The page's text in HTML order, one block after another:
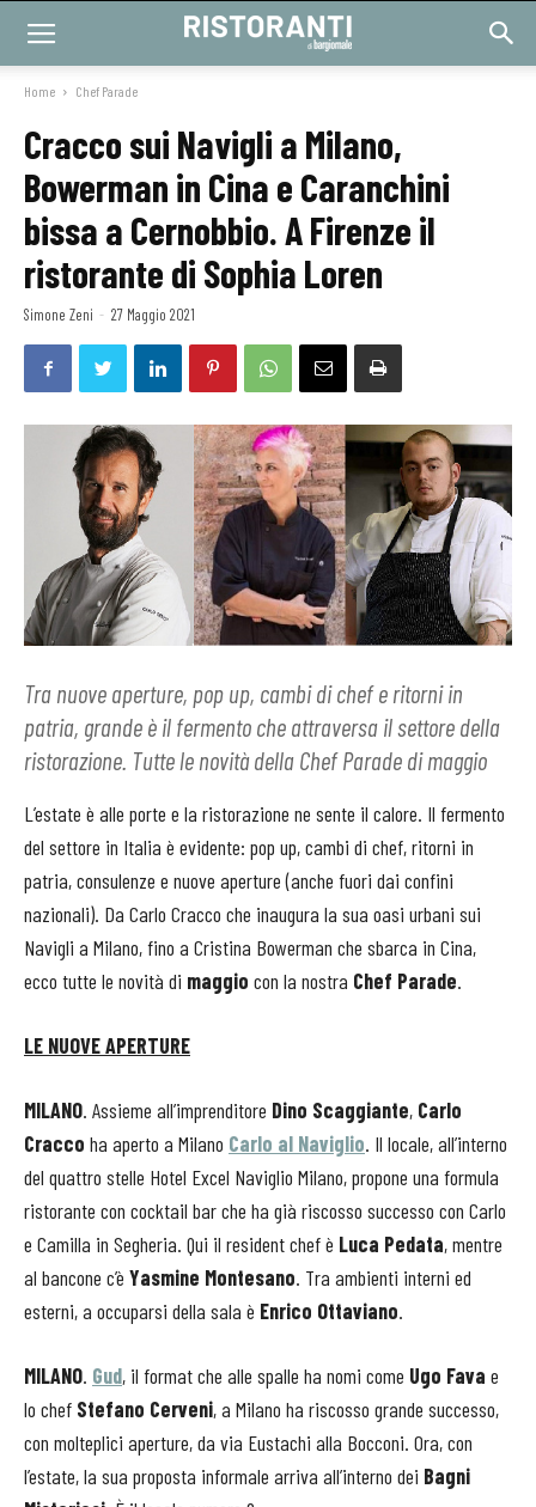
Home Chef Parade
Cracco sui Navigli a Milano,
Bowerman in Cina e Caranchini
bissa a Cernobbio. A Firenze il
ristorante di Sophia Loren
Simone Zeni - 27 Maggio 2021
Tra nuove aperture, pop up, cambi di chef e ritorni in
patria, grande è il fermento che attraversa il settore della
ristorazione. Tutte le novità della Chef Parade di maggio
L’estate è alle porte e la ristorazione ne sente il calore. Il fermento
del settore in Italia è evidente: pop up, cambi di chef, ritorni in
patria, consulenze e nuove aperture (anche fuori dai confini
nazionali). Da Carlo Cracco che inaugura la sua oasi urbani sui
Navigli a Milano, fino a Cristina Bowerman che sbarca in Cina,
ecco tutte le novità di maggio con la nostra Chef Parade.
LE NUOVE APERTURE
MILANO. Assieme all’imprenditore Dino Scaggiante, Carlo
Cracco ha aperto a Milano Carlo al Naviglio. Il locale, all’interno
del quattro stelle Hotel Excel Naviglio Milano, propone una formula
ristorante con cocktail bar che ha già riscosso successo con Carlo
e Camilla in Segheria. Qui il resident chef è Luca Pedata, mentre
al bancone c’è Yasmine Montesano. Tra ambienti interni ed
esterni, a occuparsi della sala è Enrico Ottaviano.
MILANO. Gud, il format che alle spalle ha nomi come Ugo Fava e
lo chef Stefano Cerveni, a Milano ha riscosso grande successo,
con molteplici aperture, da via Eustachi alla Bocconi. Ora, con
l’estate, la sua proposta informale arriva all’interno dei Bagni